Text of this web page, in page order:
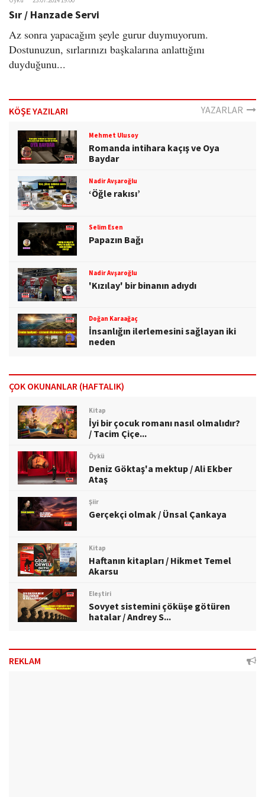
o
n
Sır / Hanzade Servi
Az sonra yapacağım şeyle gurur duymuyorum.
Dostunuzun, sırlarınızı başkalarına anlattığını
duyduğunu...
KÖŞE YAZILARI YAZARLAR
Mehmet Ulusoy
Romanda intihara kaçış ve Oya
Baydar
Nadir Avşaroğlu
‘Öğle rakısı’
Selim Esen
Papazın Bağı
Nadir Avşaroğlu
'Kızılay' bir binanın adıydı
Doğan Karaağaç
İnsanlığın ilerlemesini sağlayan iki
neden
ÇOK OKUNANLAR (HAFTALIK)
Kitap
İyi bir çocuk romanı nasıl olmalıdır?
/ Tacim Çiçe...
Öykü
Deniz Göktaş'a mektup / Ali Ekber
Ataş
Şiir
Gerçekçi olmak / Ünsal Çankaya
Kitap
Haftanın kitapları / Hikmet Temel
Akarsu
Eleştiri
Sovyet sistemini çöküşe götüren
hatalar / Andrey S...
REKLAM